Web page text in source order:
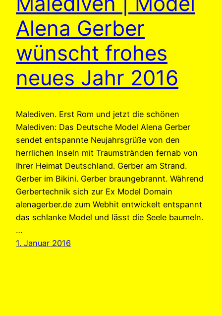
Alena Gerber
wünscht frohes
neues Jahr 2016
Malediven. Erst Rom und jetzt die schönen
Malediven: Das Deutsche Model Alena Gerber
sendet entspannte Neujahrsgrüße von den
herrlichen Inseln mit Traumstränden fernab von
Ihrer Heimat Deutschland. Gerber am Strand.
Gerber im Bikini. Gerber braungebrannt. Während
Gerbertechnik sich zur Ex Model Domain
alenagerber.de zum Webhit entwickelt entspannt
das schlanke Model und lässt die Seele baumeln.
…
1. Januar 2016